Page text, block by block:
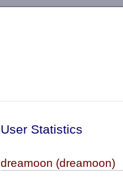
User Statistics
dreamoon (dreamoon)